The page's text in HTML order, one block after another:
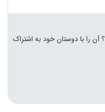
آن را با دوستان خود به اشتراک